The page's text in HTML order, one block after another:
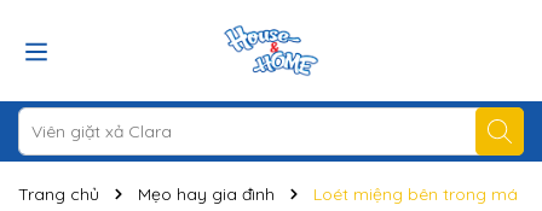
Trang chủ Mẹo hay gia đình
Loét miệng bên trong má